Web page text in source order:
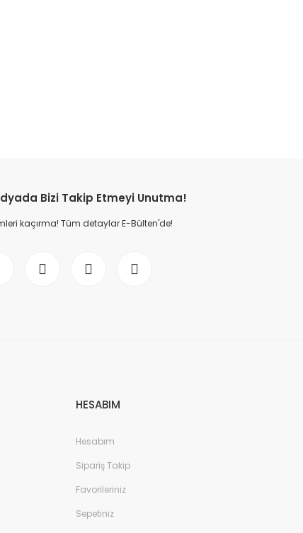
Bizi Takip Etmeyi Unutma!
kaçırma! Tüm detaylar E-Bülten'de!
HESABIM
Hesabım
Sipariş Takip
Favorileriniz
Sepetiniz